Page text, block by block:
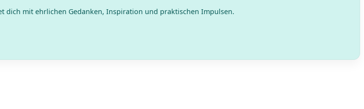
dich mit ehrlichen Gedanken, Inspiration und praktischen Impulsen.